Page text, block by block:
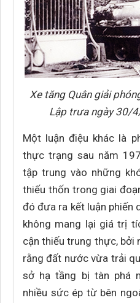
Xe tăng Quân giải
Lập trưa ngày 30/
Một luận điệu khác là
thực trạng sau năm
tập trung vào những
thiếu thốn trong giai
đó đưa ra kết luận phiến
không mang lại giá trị
cận thiếu trung thực, bởi
rằng đất nước vừa trải
sở hạ tầng bị tàn phá
nhiều sức ép từ bên